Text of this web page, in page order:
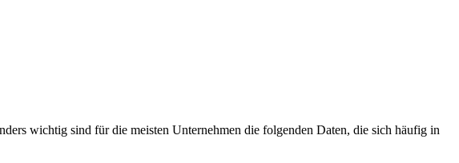
wichtig sind für die meisten Unternehmen die folgenden Daten, die sich häufig in